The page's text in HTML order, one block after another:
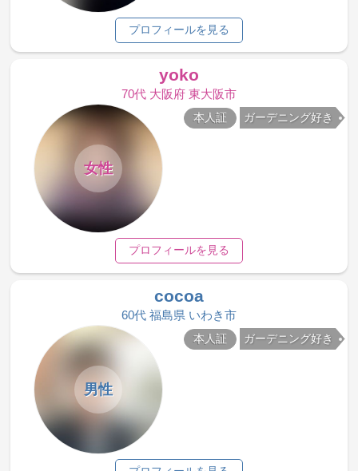
プロフィールを見る
yoko
70代 大阪府 東大阪市
女性
本人証 ガーデニング好き
プロフィールを見る
cocoa
60代 福島県 いわき市
男性
本人証 ガーデニング好き